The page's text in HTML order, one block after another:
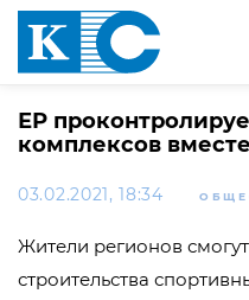
ЕР
комплексов
03.02.2021, 18:34
Жители регионов
строительства